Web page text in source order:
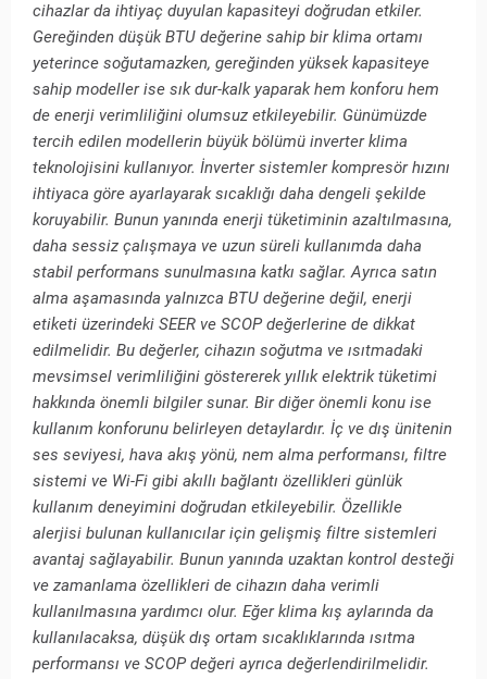
cihazlar da ihtiyaç duyulan kapasiteyi doğrudan etkiler.
Gereğinden düşük BTU değerine sahip bir klima ortamı
yeterince soğutamazken, gereğinden yüksek kapasiteye
sahip modeller ise sık dur-kalk yaparak hem konforu hem
de enerji verimliliğini olumsuz etkileyebilir. Günümüzde
tercih edilen modellerin büyük bölümü inverter klima
teknolojisini kullanıyor. İnverter sistemler kompresör hızını
ihtiyaca göre ayarlayarak sıcaklığı daha dengeli şekilde
koruyabilir. Bunun yanında enerji tüketiminin azaltılmasına,
daha sessiz çalışmaya ve uzun süreli kullanımda daha
stabil performans sunulmasına katkı sağlar. Ayrıca satın
alma aşamasında yalnızca BTU değerine değil, enerji
etiketi üzerindeki SEER ve SCOP değerlerine de dikkat
edilmelidir. Bu değerler, cihazın soğutma ve ısıtmadaki
mevsimsel verimliliğini göstererek yıllık elektrik tüketimi
hakkında önemli bilgiler sunar. Bir diğer önemli konu ise
kullanım konforunu belirleyen detaylardır. İç ve dış ünitenin
ses seviyesi, hava akış yönü, nem alma performansı, filtre
sistemi ve Wi-Fi gibi akıllı bağlantı özellikleri günlük
kullanım deneyimini doğrudan etkileyebilir. Özellikle
alerjisi bulunan kullanıcılar için gelişmiş filtre sistemleri
avantaj sağlayabilir. Bunun yanında uzaktan kontrol desteği
ve zamanlama özellikleri de cihazın daha verimli
kullanılmasına yardımcı olur. Eğer klima kış aylarında da
kullanılacaksa, düşük dış ortam sıcaklıklarında ısıtma
performansı ve SCOP değeri ayrıca değerlendirilmelidir.